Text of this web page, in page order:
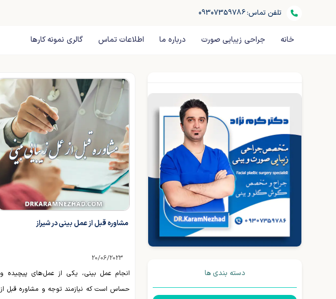
تلفن تماس: 09307359786
خانه جراحی زیبایی صورت درباره ما اطلاعات تماس گالری نمونه کارها
مشاوره قبل از عمل بینی در شیراز
20/06/2023
انجام عمل بینی، یکی از عمل‌های پیچیده و
حساس است که نیازمند توجه و مشاوره قبل از
دسته بندی ها